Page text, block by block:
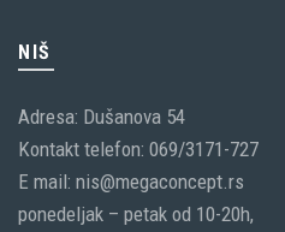
NIŠ
Adresa: Dušanova 54
Kontakt telefon: 069/3171-727
E mail: nis@megaconcept.rs
ponedeljak – petak od 10-20h,